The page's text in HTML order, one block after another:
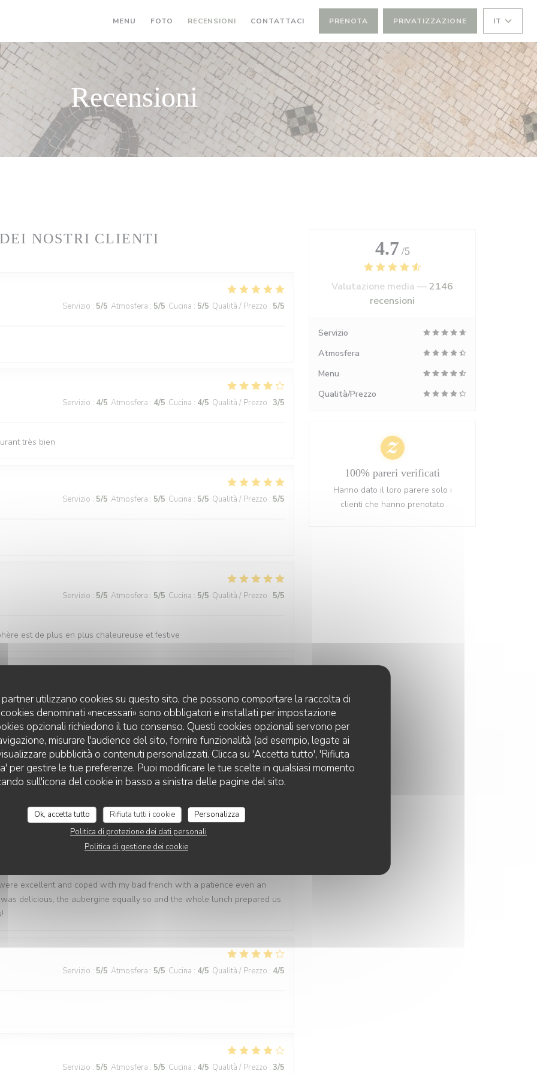
utilizzano cookies su questo sito, che possono comportare la raccolta di
denominati «necessari» sono obbligatori e installati per impostazione
opzionali richiedono il tuo consenso. Questi cookies opzionali servono per
misurare l'audience del sito, fornire funzionalità (ad esempio, legate ai
pubblicità o contenuti personalizzati. Clicca su 'Accetta tutto', 'Rifiuta
per gestire le tue preferenze. Puoi modificare le tue scelte in qualsiasi momento
sull'icona del cookie in basso a sinistra delle pagine del sito.
Ok, accetta tutto Rifiuta tutti i cookie
Personalizza
Politica di protezione dei dati personali
Politica di gestione dei cookie
MENU FOTO RECENSIONI CONTATTACI PRENOTA PRIVATIZZAZIONE IT
Recensioni
NOSTRI CLIENTI
Servizio : 5/5 Atmosfera : 5/5 Cucina : 5/5 Qualità / Prezzo : 5/5
Servizio : 4/5 Atmosfera : 4/5 Cucina : 4/5 Qualità / Prezzo : 3/5
très bien
Servizio : 5/5 Atmosfera : 5/5 Cucina : 5/5 Qualità / Prezzo : 5/5
Servizio : 5/5 Atmosfera : 5/5 Cucina : 5/5 Qualità / Prezzo : 5/5
est de plus en plus chaleureuse et festive
5 /5 Cucina
Servizio Atmosfera /5 Cucina /5 Qualità / Prezzo /5
merci à vous!
Servizio: 5/5 Atmosfera: 5/5 Cucina
excellent and coped with my bad french with a patience even an
delicious, the aubergine equally so and the whole lunch prepared us
Servizio : 5/5 Atmosfera : 5/5 Cucina : 4/5 Qualità / Prezzo : 4/5
Servizio : 5/5 Atmosfera : 5/5 Cucina : 4/5 Qualità / Prezzo : 3/5
4.7 /5
Valutazione media — 2146
recensioni
Servizio
Atmosfera
Menu
Qualità/Prezzo
100% pareri verificati
Hanno dato il loro parere solo i
clienti che hanno prenotato